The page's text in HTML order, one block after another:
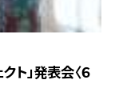
ト」発表会〈６